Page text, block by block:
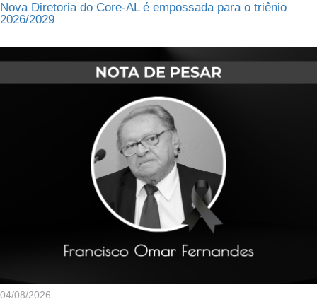
Nova Diretoria do Core-AL é empossada para o triênio
2026/2029
04/08/2026